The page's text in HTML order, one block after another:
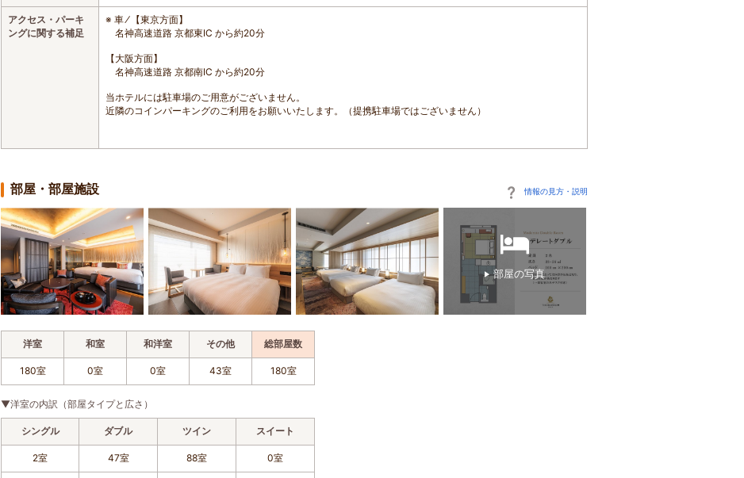
アクセス・パーキ
ングに関する補足
※ 車 ⁄ 【東京方面】
名神高速道路 京都東IC から約20分
【大阪方面】
名神高速道路 京都南IC から約20分
当ホテルには駐車場のご用意がございません。
近隣のコインパーキングのご利用をお願いいたします。（提携駐車場ではございません）
部屋・部屋施設 情報の見方・説明
部屋の写真
洋室 和室 和洋室 その他 総部屋数
180室 0室 0室 43室 180室
▼洋室の内訳（部屋タイプと広さ）
シングル ダブル ツイン スイート
2室 47室 88室 0室